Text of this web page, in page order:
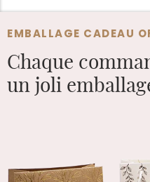
EMBALLAGE CADEAU
Chaque
un joli